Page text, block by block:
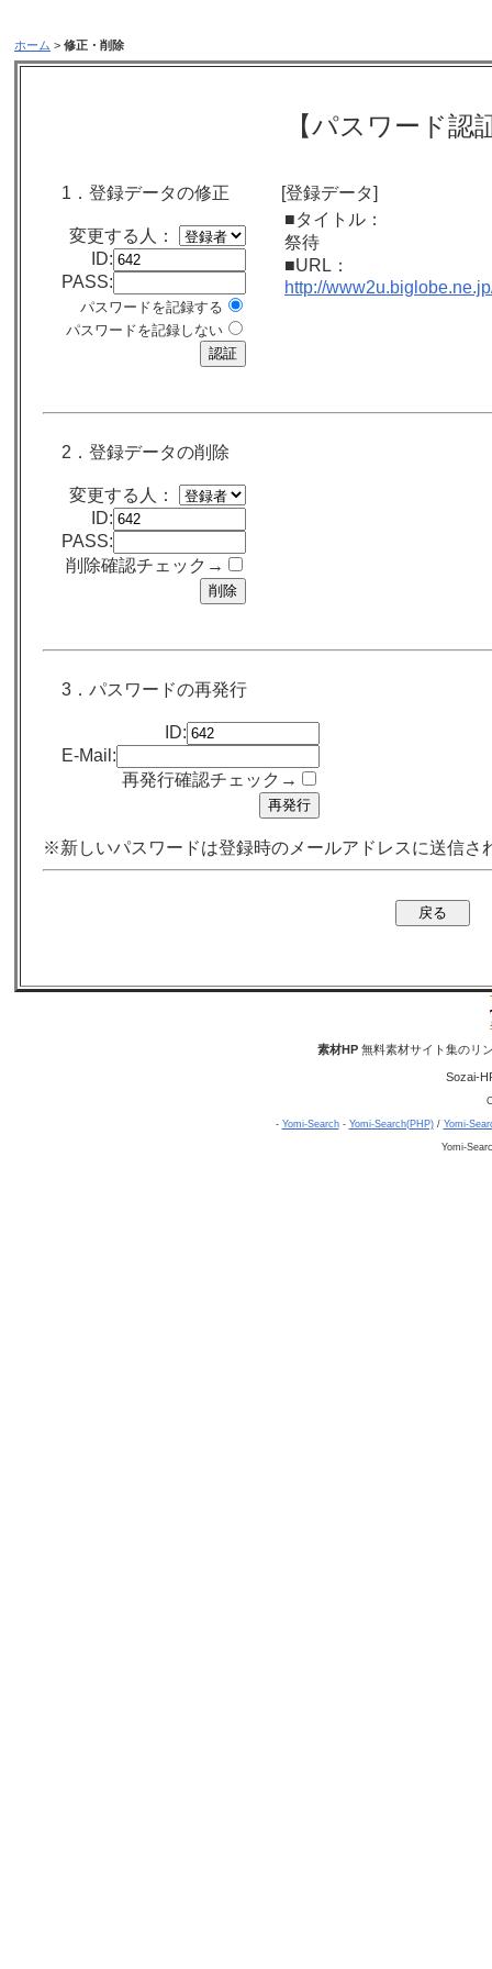
ホーム > 修正・削除
【パスワード認
1．登録データの修正
変更する人：
ID:
PASS:
パスワードを記録する
パスワードを記録しない
[登録データ]
■タイトル：
祭待
■URL：
http://
2．登録データの削除
変更する人：
ID:
PASS:
削除確認チェック→
3．パスワードの再発行
ID:
E-Mail:
再発行確認チェック→
※新しいパスワードは登録時のメールアドレスに送信さ
素材HP無料素材サイト集のリ
Sozai-
- Yomi-Search- Yomi-Search(PHP)/ Yomi-
Yomi-